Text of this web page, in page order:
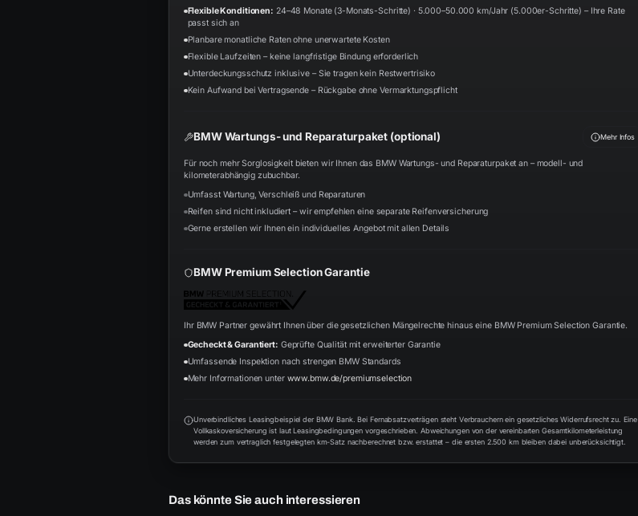
Flexible Konditionen: 24–48 Monate (3-Monats-Schritte) · 5.000–50.000 km/Jahr (5.000er-Schritte) – Ihre Rate
passt sich an
Planbare monatliche Raten ohne unerwartete Kosten
Flexible Laufzeiten – keine langfristige Bindung erforderlich
Unterdeckungsschutz inklusive – Sie tragen kein Restwertrisiko
Kein Aufwand bei Vertragsende – Rückgabe ohne Vermarktungspflicht
BMW Wartungs- und Reparaturpaket (optional) Mehr Infos
Für noch mehr Sorglosigkeit bieten wir Ihnen das BMW Wartungs- und Reparaturpaket an – modell- und
kilometerabhängig zubuchbar.
Umfasst Wartung, Verschleiß und Reparaturen
Reifen sind nicht inkludiert – wir empfehlen eine separate Reifenversicherung
Gerne erstellen wir Ihnen ein individuelles Angebot mit allen Details
BMW Premium Selection Garantie
Ihr BMW Partner gewährt Ihnen über die gesetzlichen Mängelrechte hinaus eine BMW Premium Selection Garantie.
Gecheckt & Garantiert: Geprüfte Qualität mit erweiterter Garantie
Umfassende Inspektion nach strengen BMW Standards
Mehr Informationen unter www.bmw.de/premiumselection
Unverbindliches Leasingbeispiel der BMW Bank. Bei Fernabsatzverträgen steht Verbrauchern ein gesetzliches Widerrufsrecht zu. Eine
Vollkaskoversicherung ist laut Leasingbedingungen vorgeschrieben. Abweichungen von der vereinbarten Gesamtkilometerleistung
werden zum vertraglich festgelegten km-Satz nachberechnet bzw. erstattet – die ersten 2.500 km bleiben dabei unberücksichtigt.
Das könnte Sie auch interessieren